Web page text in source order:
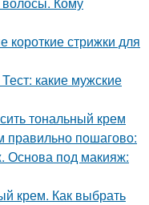
стрижки для
какие мужские
тональный крем
правильно пошагово:
Основа под макияж:
крем. Как выбрать